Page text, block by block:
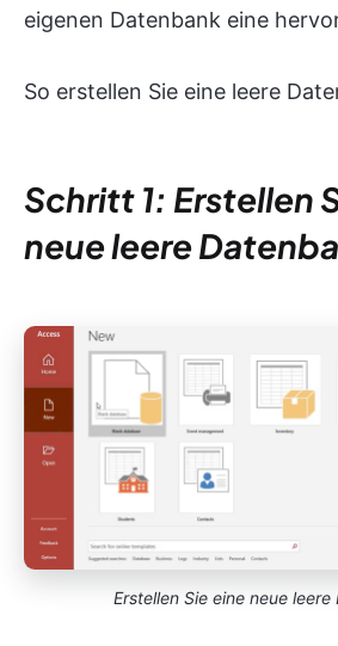
eigenen Datenbank eine
So erstellen Sie eine leere
Schritt 1: Erstellen
neue leere
Erstellen Sie eine neue